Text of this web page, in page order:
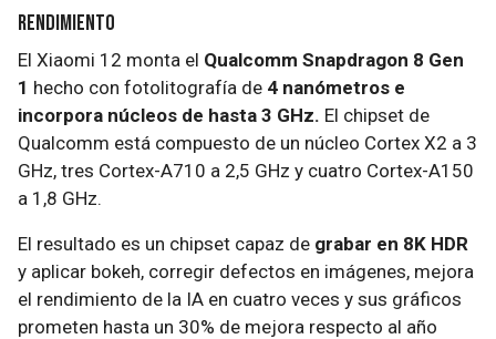
Rendimiento
El Xiaomi 12 monta el Qualcomm Snapdragon 8 Gen
1 hecho con fotolitografía de 4 nanómetros e
incorpora núcleos de hasta 3 GHz. El chipset de
Qualcomm está compuesto de un núcleo Cortex X2 a 3
GHz, tres Cortex-A710 a 2,5 GHz y cuatro Cortex-A150
a 1,8 GHz.
El resultado es un chipset capaz de grabar en 8K HDR
y aplicar bokeh, corregir defectos en imágenes, mejora
el rendimiento de la IA en cuatro veces y sus gráficos
prometen hasta un 30% de mejora respecto al año